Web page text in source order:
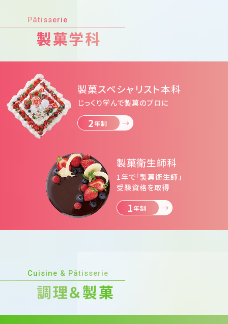
Pâtisserie
製菓学科
製菓スペシャリスト本科
じっくり学んで製菓のプロに
2年制
製菓衛生師科
1年で「製菓衛⽣師」
受験資格を取得
1年制
Cuisine & Pâtisserie
調理＆製菓